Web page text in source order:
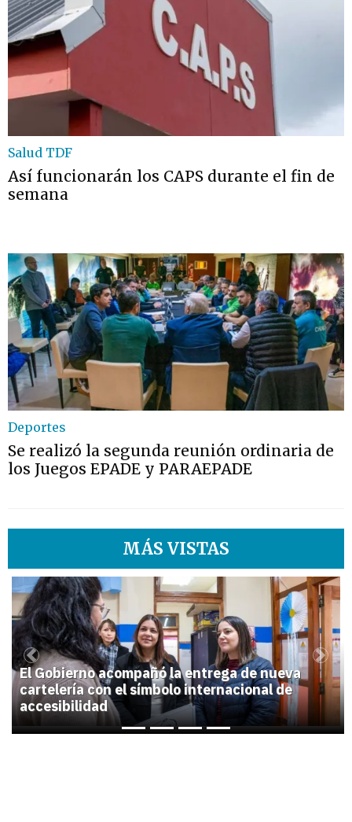
Salud TDF
Así funcionarán los CAPS durante el fin de
semana
Deportes
Se realizó la segunda reunión ordinaria de
los Juegos EPADE y PARAEPADE
MÁS VISTAS
1
El Gobierno acompañó la entrega de nueva
cartelería con el símbolo internacional de
accesibilidad
Previous Next